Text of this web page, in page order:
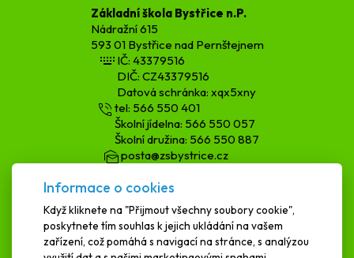
Základní škola Bystřice n.P.
Nádražní 615
593 01 Bystřice nad Pernštejnem
IČ: 43379516
DIČ: CZ43379516
Datová schránka: xqx5xny
tel: 566 550 401
Školní jídelna: 566 550 057
Školní družina: 566 550 887
posta@zsbystrice.cz
podatelna@zsbystrice.cz
SCHRÁNKA DŮVĚRY
Informace o cookies
Když kliknete na "Přijmout všechny soubory cookie",
poskytnete tím souhlas k jejich ukládání na vašem
zařízení, což pomáhá s navigací na stránce, s analýzou